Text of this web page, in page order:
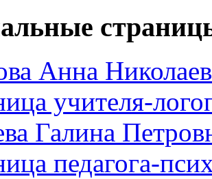
Анна
учителя-
Галина
педагога-